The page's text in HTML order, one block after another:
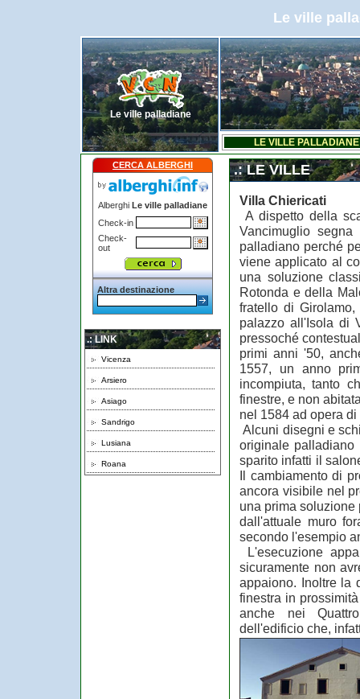
Le ville
Le ville palladiane
LE VILLE PALLADIANE
CERCA ALBERGHI
Alberghi Le ville palladiane
Check-in
Check-
out
Altra destinazione
.: LINK
Vicenza
Arsiero
Asiago
Sandrigo
Lusiana
Roana
.: LE VILLE
Villa Chiericati
A dispetto della
Vancimuglio
palladiano perché
viene applicato al
una soluzione
Rotonda e della
fratello di
palazzo all'Isola di
pressoché
primi anni '50,
1557, un anno
incompiuta, tanto
finestre, e non
nel 1584 ad opera
Alcuni disegni e
originale palladiano
sparito infatti il
Il cambiamento di
ancora visibile nel
una prima
dall'attuale muro
secondo l'esempio
L'esecuzione
sicuramente non
appaiono. Inoltre la
finestra in
anche nei
dell'edificio che,